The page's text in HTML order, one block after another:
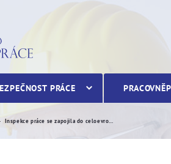
se zapojila do
PRÁCE